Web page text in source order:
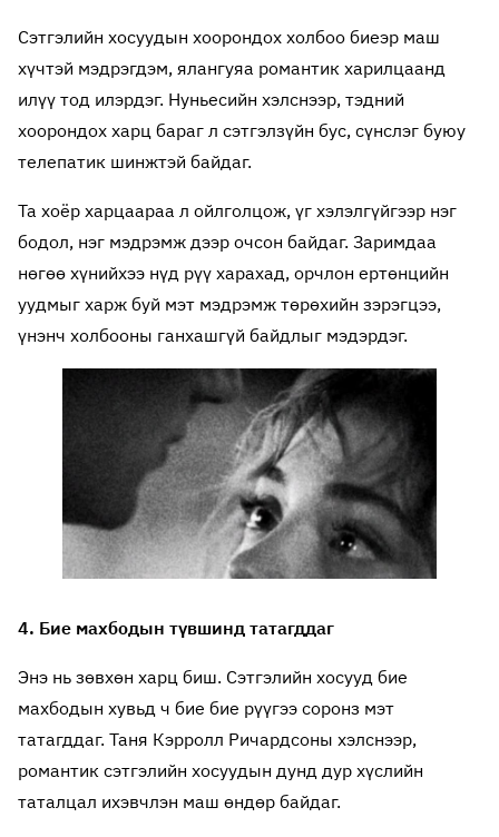
Сэтгэлийн хосуудын хоорондох холбоо биеэр маш
хүчтэй мэдрэгдэм, ялангуяа романтик харилцаанд
илүү тод илэрдэг. Нуньесийн хэлснээр, тэдний
хоорондох харц бараг л сэтгэлзүйн бус, сүнслэг буюу
телепатик шинжтэй байдаг.
Та хоёр харцаараа л ойлголцож, үг хэлэлгүйгээр нэг
бодол, нэг мэдрэмж дээр очсон байдаг. Заримдаа
нөгөө хүнийхээ нүд рүү харахад, орчлон ертөнцийн
уудмыг харж буй мэт мэдрэмж төрөхийн зэрэгцээ,
үнэнч холбооны ганхашгүй байдлыг мэдэрдэг.
4. Бие махбодын түвшинд татагддаг
Энэ нь зөвхөн харц биш. Сэтгэлийн хосууд бие
махбодын хувьд ч бие бие рүүгээ соронз мэт
татагддаг. Таня Кэрролл Ричардсоны хэлснээр,
романтик сэтгэлийн хосуудын дунд дур хүслийн
таталцал ихэвчлэн маш өндөр байдаг.